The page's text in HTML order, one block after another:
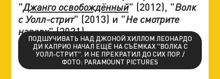
"Джанго освобождённый" (2012), "Волк
с Уолл-стрит" (2013) и "Не смотрите
наверх" (2021).
ПОДШУЧИВАТЬ НАД ДЖОНОЙ ХИЛЛОМ ЛЕОНАРДО
ДИ КАПРИО НАЧАЛ ЕЩЁ НА СЪЁМКАХ "ВОЛКА С
УОЛЛ-СТРИТ". И НЕ ПРЕКРАТИЛ ДО СИХ ПОР. /
ФОТО: PARAMOUNT PICTURES